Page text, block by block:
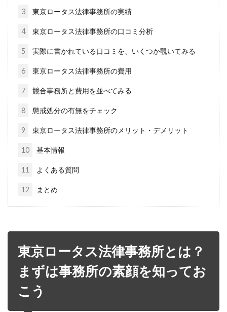
3 東京ロータス法律事務所の実績
4 東京ロータス法律事務所の口コミ分析
5 実際に書かれている口コミを、いくつか覗いてみる
6 東京ロータス法律事務所の費用
7 競合事務所と費用を並べてみる
8 懲戒処分の有無をチェック
9 東京ロータス法律事務所のメリット・デメリット
10 基本情報
11 よくある質問
12 まとめ
東京ロータス法律事務所とは？
まずは事務所の素顔を知ってお
こう